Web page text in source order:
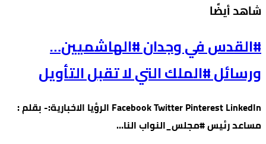
‫شاهد أيضًا‬
#القدس في وجدان #الهاشميين…
ورسائل #الملك التي لا تقبل التأويل
Facebook Twitter Pinterest LinkedIn الرؤيا الاخبارية:- بقلم :
مساعد رئيس #مجلس_النواب النا…